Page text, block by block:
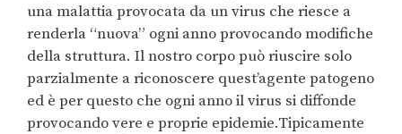
una malattia provocata da un virus che riesce a
renderla “nuova” ogni anno provocando modifiche
della struttura. Il nostro corpo può riuscire solo
parzialmente a riconoscere quest’agente patogeno
ed è per questo che ogni anno il virus si diffonde
provocando vere e proprie epidemie.Tipicamente